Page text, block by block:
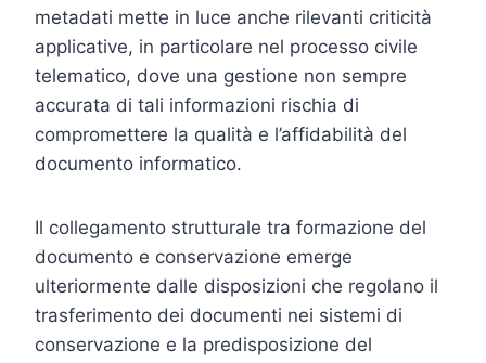
metadati mette in luce anche rilevanti criticità
applicative, in particolare nel processo civile
telematico, dove una gestione non sempre
accurata di tali informazioni rischia di
compromettere la qualità e l’affidabilità del
documento informatico.
Il collegamento strutturale tra formazione del
documento e conservazione emerge
ulteriormente dalle disposizioni che regolano il
trasferimento dei documenti nei sistemi di
conservazione e la predisposizione del